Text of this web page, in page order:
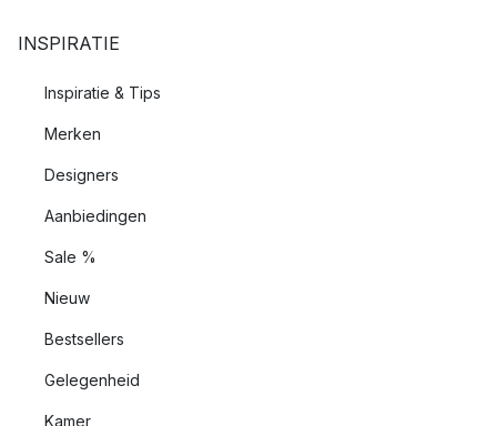
INSPIRATIE
Inspiratie & Tips
Merken
Designers
Aanbiedingen
Sale %
Nieuw
Bestsellers
Gelegenheid
Kamer